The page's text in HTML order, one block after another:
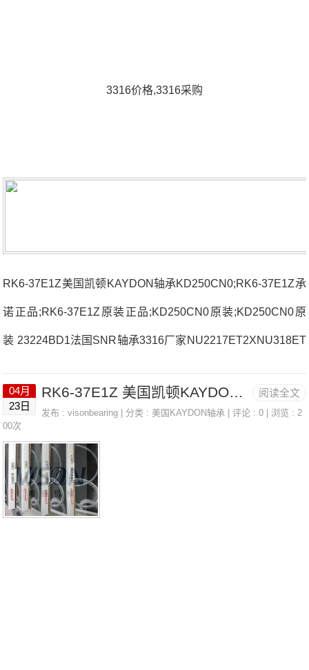
3316价格,3316采购
RK6-37E1Z美国凯顿KAYDON轴承KD250CN0;RK6-37E1Z承
诺正品;RK6-37E1Z原装正品;KD250CN0原装;KD250CN0原
装 23224BD1法国SNR轴承3316厂家NU2217ET2XNU318ET
SNR轴承3316参数3316价格,3316采购 热销型号推荐：331
6，FCB22428H RK6-37E1Z，P4BE407-SRB-SRE热销品牌
推荐：MLE7007CVDUJ74S5206S33163316价格,3316采购3
316价格,3316采购6038L1C3法国SNR轴承3316厂家，CM-U
KF211D1法
阅读全文
04月
23日
RK6-37E1Z 美国凯顿KAYDON轴承 KD250CN0
发布 :visonbearing | 分类 :美国KAYDON轴承 | 评论 : 0 | 浏览 : 2
00次